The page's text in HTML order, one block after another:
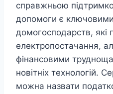
справжньою
допомоги є
домогосподарств, які
електропостачання,
фінансовими
новітніх технологій.
можна назвати